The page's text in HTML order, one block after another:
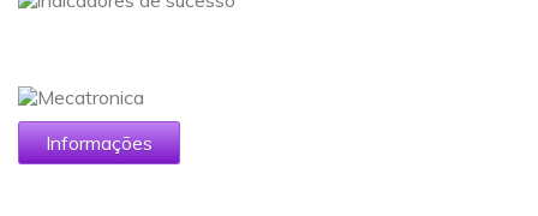
Informações